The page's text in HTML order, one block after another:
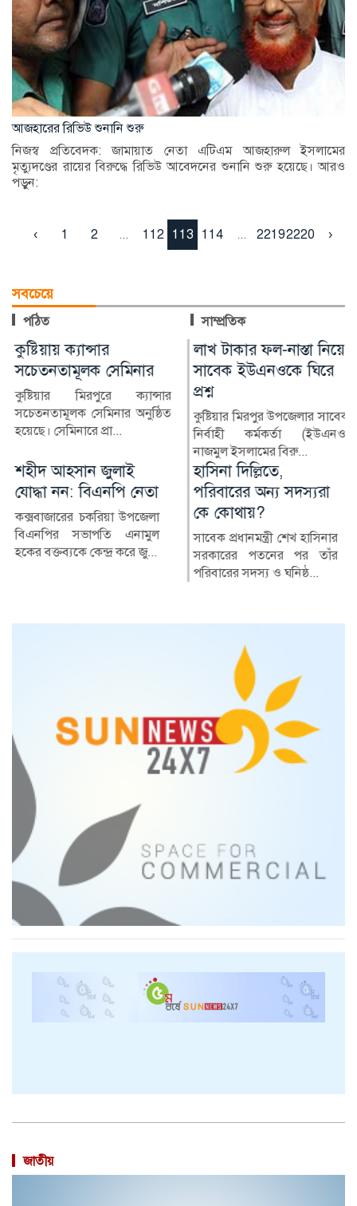
আজহারের রিভিউ শুনানি শুরু
নিজস্ব প্রতিবেদক: জামায়াত নেতা এটিএম আজহারুল ইসলামের
মৃত্যুদণ্ডের রায়ের বিরুদ্ধে রিভিউ আবেদনের শুনানি শুরু হয়েছে। আরও
পড়ুন:
‹ 1 2 ... 112 113 114 ... 22192220 ›
সবচেয়ে
পঠিত সাম্প্রতিক
লাখ টাকার ফল-নাস্তা নিয়ে
সাবেক ইউএনওকে ঘিরে
প্রশ্ন
কুষ্টিয়ার মিরপুর উপজেলার সাবেক
নির্বাহী কর্মকর্তা (ইউএনও)
মুন্সীগঞ্জে সাংবাদিকের
বিরুদ্ধে মামলার প্রতিবাদে
মানববন্ধন
মুন্সীগঞ্জ প্রেসক্লাবের সিনিয়র সহ-
সভাপতি মাহাবুব আলম বাবুর
বিরুদ্ধে দায়ের করা...
হাসিনা দিল্লিতে,
পরিবারের অন্য সদস্যরা
কে কোথায়?
সাবেক প্রধানমন্ত্রী শেখ হাসিনার
সরকারের পতনের পর তাঁর
দখল-দূষণে বিপন্ন দেশের
নদী
বাংলাদেশ নদীমাতৃক দেশ
হিসেবে পরিচিত হলেও দেশের
অধিকাংশ নদী এখন দখল,
দূষণ, নাব...
জাতীয়